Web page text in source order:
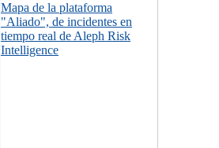
Mapa de la plataforma
"Aliado", de incidentes en
tiempo real de Aleph Risk
Intelligence